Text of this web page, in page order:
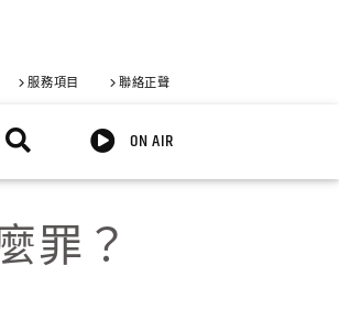
服務項目 聯絡正聲
ON AIR
罪？